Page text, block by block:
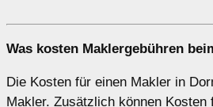
Was kosten Maklergebühren
Die Kosten für einen Makler in
Makler. Zusätzlich können